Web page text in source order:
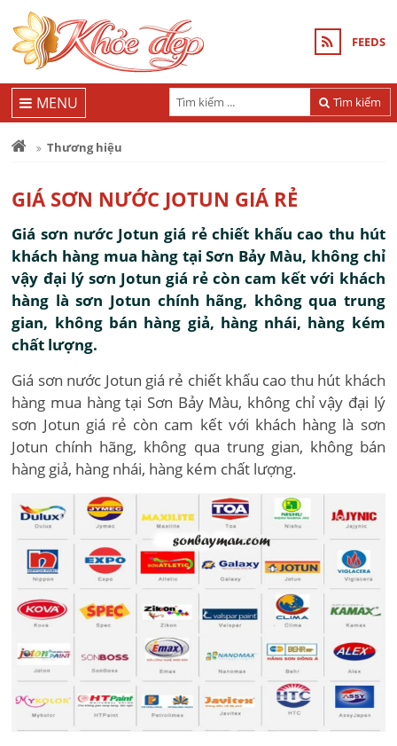
FEEDS
Tìm kiếm
MENU
Thương hiệu
GIÁ SƠN NƯỚC JOTUN GIÁ RẺ
Giá sơn nước Jotun giá rẻ chiết khấu cao thu hút
khách hàng mua hàng tại Sơn Bảy Màu, không chỉ
vậy đại lý sơn Jotun giá rẻ còn cam kết với khách
hàng là sơn Jotun chính hãng, không qua trung
gian, không bán hàng giả, hàng nhái, hàng kém
chất lượng.
Giá sơn nước Jotun giá rẻ chiết khấu cao thu hút khách
hàng mua hàng tại Sơn Bảy Màu, không chỉ vậy đại lý
sơn Jotun giá rẻ còn cam kết với khách hàng là sơn
Jotun chính hãng, không qua trung gian, không bán
hàng giả, hàng nhái, hàng kém chất lượng.